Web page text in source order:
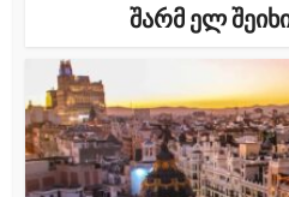
შარმ ელ